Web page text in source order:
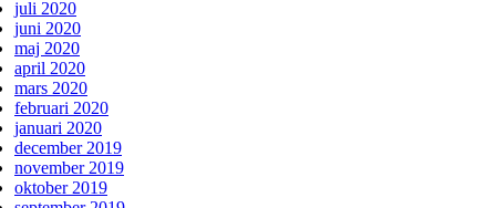
juli 2020
juni 2020
maj 2020
april 2020
mars 2020
februari 2020
januari 2020
december 2019
november 2019
oktober 2019